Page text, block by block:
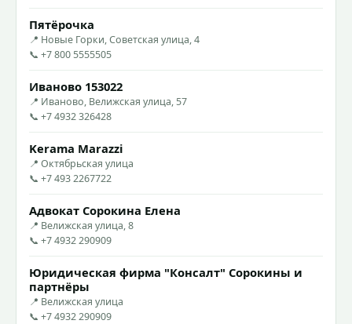
Пятёрочка
📍 Новые Горки, Советская улица, 4
📞 +7 800 5555505
Иваново 153022
📍 Иваново, Велижская улица, 57
📞 +7 4932 326428
Kerama Marazzi
📍 Октябрьская улица
📞 +7 493 2267722
Адвокат Сорокина Елена
📍 Велижская улица, 8
📞 +7 4932 290909
Юридическая фирма "Консалт" Сорокины и
партнёры
📍 Велижская улица
📞 +7 4932 290909